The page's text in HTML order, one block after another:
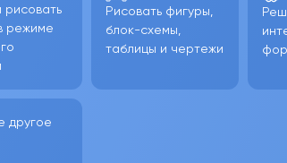
рисовать
режиме
Рисовать фигуры,
блок-схемы,
таблицы и чертежи
другое